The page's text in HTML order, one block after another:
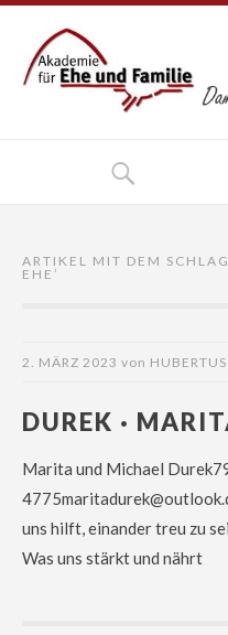
ARTIKEL MIT DEM
EHE ’
2. MÄRZ 2023 von
DUREK ·
Marita und Michael
uns hilft, einander treu zu
Was uns stärkt und nährt